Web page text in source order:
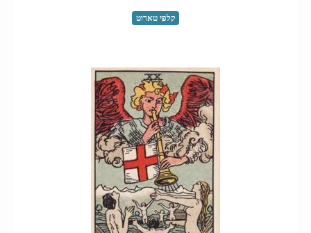
קלפי טארוט